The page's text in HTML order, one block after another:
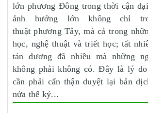
lớn phương Đông trong thời cận
ảnh hướng lớn không chỉ
thuật phương Tây, mà cả trong
học, nghệ thuật và triết học; tất
tán dương đã nhiều mà những
không phải không có. Đây là lý
cần phải cẩn thận duyệt lại bản
nửa thế kỷ...